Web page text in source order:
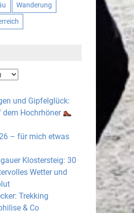
Wanderung
und Gipfelglück:
dem Hochrhöner
– für mich etwas
Klostersteig: 30
Wetter und
Trekking
& Co